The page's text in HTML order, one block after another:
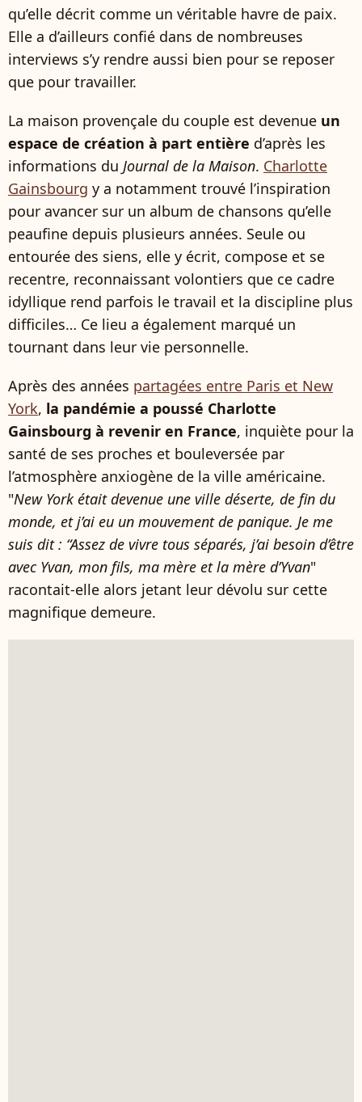
qu’elle décrit comme un véritable havre de paix.
Elle a d’ailleurs confié dans de nombreuses
interviews s’y rendre aussi bien pour se reposer
que pour travailler.
La maison provençale du couple est devenue un
espace de création à part entière d’après les
informations du Journal de la Maison. Charlotte
Gainsbourg y a notamment trouvé l’inspiration
pour avancer sur un album de chansons qu’elle
peaufine depuis plusieurs années. Seule ou
entourée des siens, elle y écrit, compose et se
recentre, reconnaissant volontiers que ce cadre
idyllique rend parfois le travail et la discipline plus
difficiles… Ce lieu a également marqué un
tournant dans leur vie personnelle.
Après des années partagées entre Paris et New
York, la pandémie a poussé Charlotte
Gainsbourg à revenir en France, inquiète pour la
santé de ses proches et bouleversée par
l’atmosphère anxiogène de la ville américaine.
"New York était devenue une ville déserte, de fin du
monde, et j’ai eu un mouvement de panique. Je me
suis dit : “Assez de vivre tous séparés, j’ai besoin d’être
avec Yvan, mon fils, ma mère et la mère d’Yvan"
racontait-elle alors jetant leur dévolu sur cette
magnifique demeure.